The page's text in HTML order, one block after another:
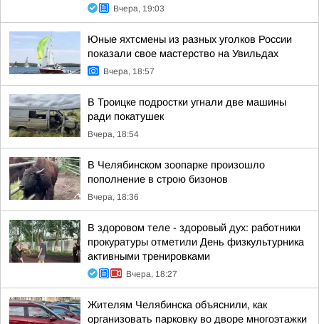
Вчера, 19:03
Юные яхтсмены из разных уголков России
показали свое мастерство на Увильдах
Вчера, 18:57
В Троицке подростки угнали две машины
ради покатушек
Вчера, 18:54
В Челябинском зоопарке произошло
пополнение в строю бизонов
Вчера, 18:36
В здоровом теле - здоровый дух: работники
прокуратуры отметили День физкультурника
активными тренировками
Вчера, 18:27
Жителям Челябинска объяснили, как
организовать парковку во дворе многоэтажки